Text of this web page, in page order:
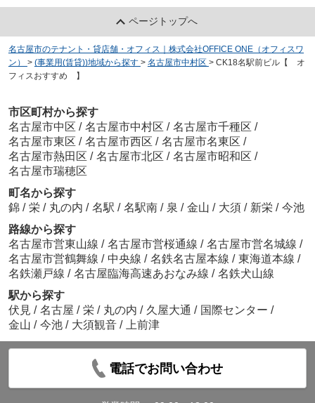
ページトップへ
名古屋市のテナント・貸店舗・オフィス｜株式会社OFFICE ONE（オフィスワ
ン）
> (事業用(賃貸))地域から探す > 名古屋市中村区 > CK18名駅前ビル【 オ
フィスおすすめ 】
市区町村から探す
名古屋市中区 / 名古屋市中村区 / 名古屋市千種区 /
名古屋市東区 / 名古屋市西区 / 名古屋市名東区 /
名古屋市熱田区 / 名古屋市北区 / 名古屋市昭和区 /
名古屋市瑞穂区
町名から探す
錦 / 栄 / 丸の内 / 名駅 / 名駅南 / 泉 / 金山 / 大須 / 新栄 / 今池
路線から探す
名古屋市営東山線 / 名古屋市営桜通線 / 名古屋市営名城線 /
名古屋市営鶴舞線 / 中央線 / 名鉄名古屋本線 / 東海道本線 /
名鉄瀬戸線 / 名古屋臨海高速あおなみ線 / 名鉄犬山線
駅から探す
伏見 / 名古屋 / 栄 / 丸の内 / 久屋大通 / 国際センター /
金山 / 今池 / 大須観音 / 上前津
電話でお問い合わせ